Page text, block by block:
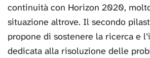
continuità con Horizon 2020,
situazione altrove. Il secondo
propone di sostenere la ricerca e
dedicata alla risoluzione delle